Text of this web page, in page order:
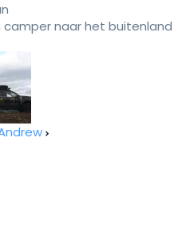
naar het buitenland